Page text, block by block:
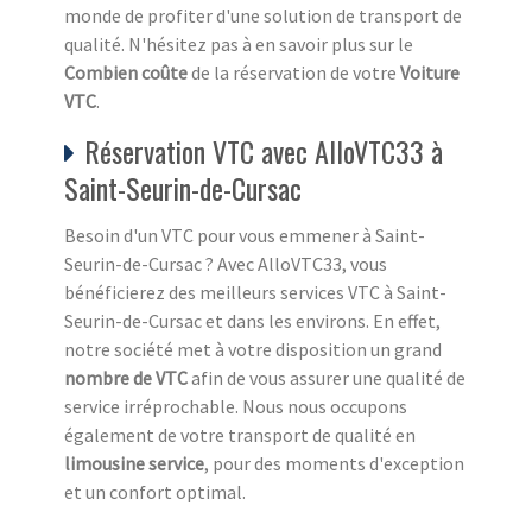
monde de profiter d'une solution de transport de
qualité. N'hésitez pas à en savoir plus sur le
Combien coûtede la réservation de votre Voiture
VTC.
Réservation VTC avec AlloVTC33 à
Saint-Seurin-de-Cursac
Besoin d'un VTC pour vous emmener à Saint-
Seurin-de-Cursac ? Avec AlloVTC33, vous
bénéficierez des meilleurs services VTC à Saint-
Seurin-de-Cursac et dans les environs. En effet,
notre société met à votre disposition un grand
nombre de VTCafin de vous assurer une qualité de
service irréprochable. Nous nous occupons
également de votre transport de qualité en
limousine service, pour des moments d'exception
et un confort optimal.